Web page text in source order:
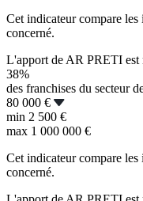
Cet indicateur compare
concerné.
L'apport de AR PRETI est
38%
des franchises du secteur
80 000 €
min 2 500 €
max 1 000 000 €
Cet indicateur compare
concerné.